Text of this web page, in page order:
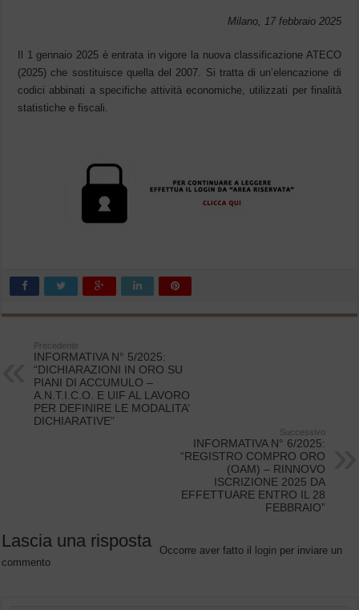
Milano, 17 febbraio 2025
Il 1 gennaio 2025 è entrata in vigore la nuova classificazione ATECO
(2025) che sostituisce quella del 2007. Si tratta di un’elencazione di
codici abbinati a specifiche attività economiche, utilizzati per finalità
statistiche e fiscali.
Precedente
INFORMATIVA N° 5/2025:
“DICHIARAZIONI IN ORO SU
PIANI DI ACCUMULO –
A.N.T.I.C.O. E UIF AL LAVORO
PER DEFINIRE LE MODALITA’
DICHIARATIVE”
Successivo
INFORMATIVA N° 6/2025:
“REGISTRO COMPRO ORO
(OAM) – RINNOVO
ISCRIZIONE 2025 DA
EFFETTUARE ENTRO IL 28
FEBBRAIO”
Lascia una risposta Occorre aver fatto il login per inviare un
commento